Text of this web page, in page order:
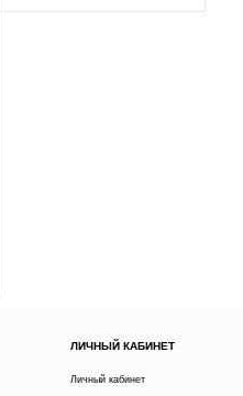
ЛИЧНЫЙ КАБИНЕТ
Личный кабинет